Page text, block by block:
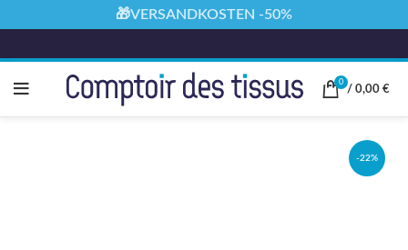
0
/ 0,00 €
-22%
🎁VERSANDKOSTEN -50%